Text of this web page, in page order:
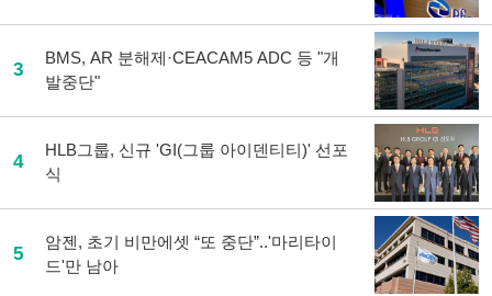
3
BMS, AR 분해제·CEACAM5 ADC 등 "개
발중단"
4
HLB그룹, 신규 'GI(그룹 아이덴티티)' 선포
식
5
암젠, 초기 비만에셋 “또 중단”..'마리타이
드'만 남아